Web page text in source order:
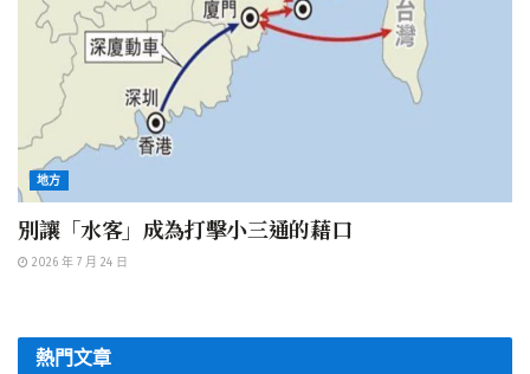
地方
別讓「水客」成為打擊小三通的藉口
2026 年 7 月 24 日
熱門文章